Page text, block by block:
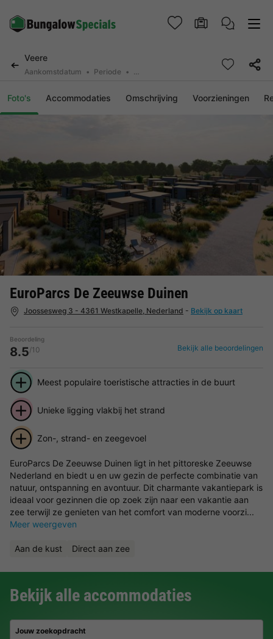
Veere
Aankomstdatum Periode 2 deelnemers, 0 huisdier
Foto's Accommodaties Omschrijving Voorzieningen
EuroParcs De Zeeuwse Duinen
Joossesweg 3 - 4361 Westkapelle, Nederland - Bekijk op kaart
Beoordeling
8.5/10 Bekijk alle beoordelingen
Meest populaire toeristische attracties in de buurt
Unieke ligging vlakbij het strand
Zon-, strand- en zeegevoel
EuroParcs De Zeeuwse Duinen ligt in het pittoreske Zeeuwse
Nederland en biedt u en uw gezin de perfecte combinatie van
natuur, ontspanning en avontuur. Dit charmante vakantiepark is
ideaal voor gezinnen die op zoek zijn naar een vakantie aan
zee terwijl ze genieten van het comfort van moderne voorzi...
Meer weergeven
Aan de kust Direct aan zee
Bekijk alle accommodaties
Jouw zoekopdracht